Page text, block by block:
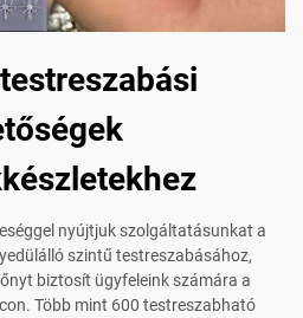
nyújtjuk szolgáltatásunkat a
szintű testreszabásához,
biztosít ügyfeleink számára a
Több mint 600 testreszabható